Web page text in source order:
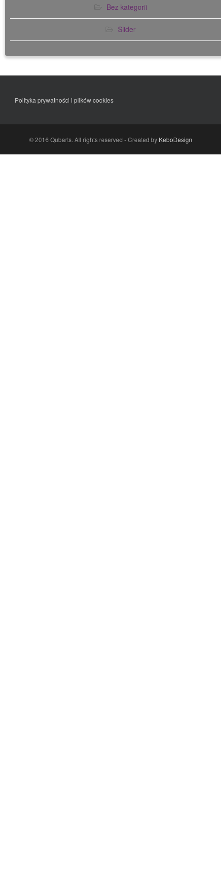
Bez kategorii
Slider
Polityka prywatności i plików cookies
© 2016 Qubarts. All rights reserved - Created by KeboDesign